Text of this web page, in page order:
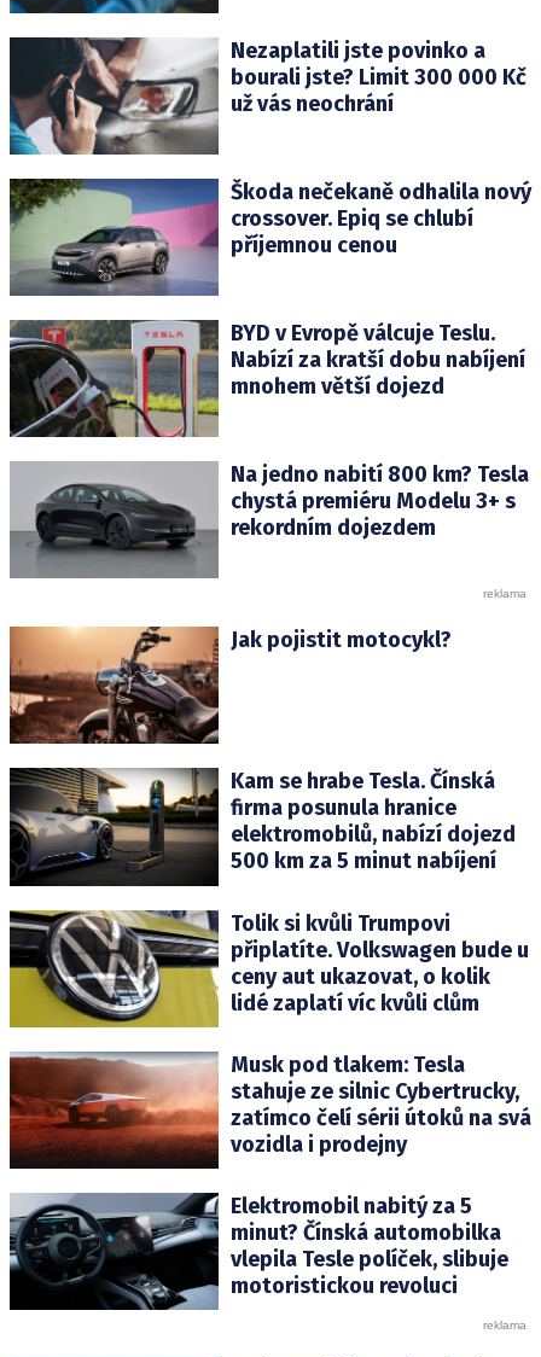
Nezaplatili jste povinko a
bourali jste? Limit 300 000 Kč
už vás neochrání
Škoda nečekaně odhalila nový
crossover. Epiq se chlubí
příjemnou cenou
BYD v Evropě válcuje Teslu.
Nabízí za kratší dobu nabíjení
mnohem větší dojezd
Na jedno nabití 800 km? Tesla
chystá premiéru Modelu 3+ s
rekordním dojezdem
Jak pojistit motocykl?
Kam se hrabe Tesla. Čínská
firma posunula hranice
elektromobilů, nabízí dojezd
500 km za 5 minut nabíjení
Tolik si kvůli Trumpovi
připlatíte. Volkswagen bude u
ceny aut ukazovat, o kolik
lidé zaplatí víc kvůli clům
Musk pod tlakem: Tesla
stahuje ze silnic Cybertrucky,
zatímco čelí sérii útoků na svá
vozidla i prodejny
Elektromobil nabitý za 5
minut? Čínská automobilka
vlepila Tesle políček, slibuje
motoristickou revoluci